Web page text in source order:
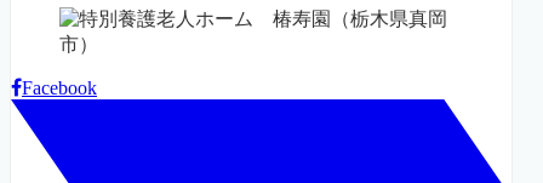
Facebook